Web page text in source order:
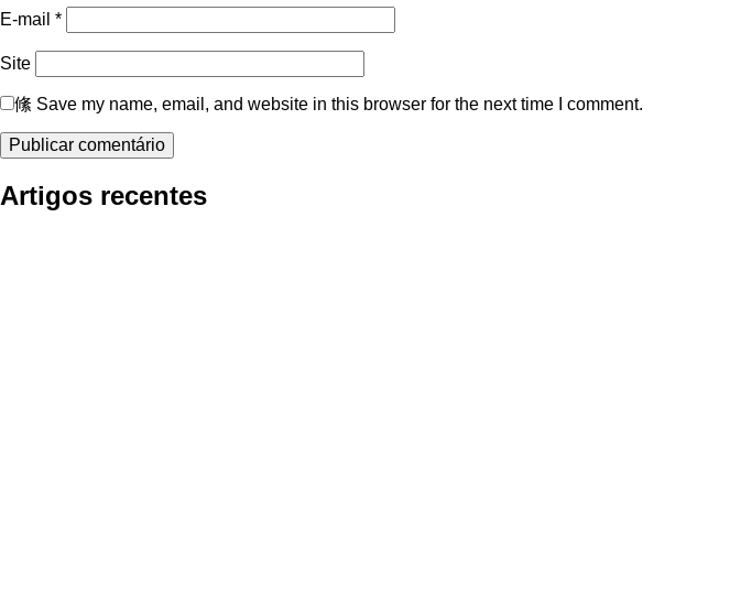
E-mail *
Site
Save my name, email, and website in this browser for the next time I comment.
Artigos recentes